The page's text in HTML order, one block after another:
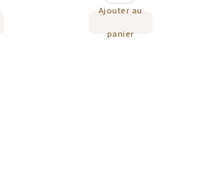
Ajouter au
panier